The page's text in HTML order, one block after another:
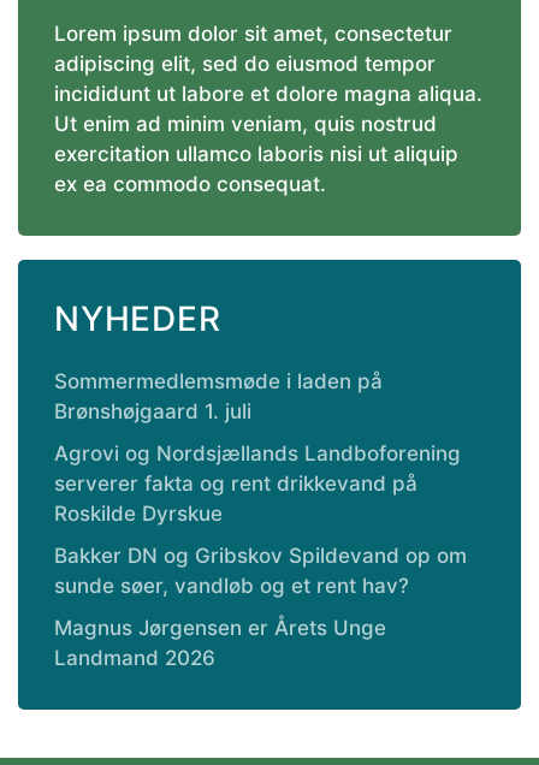
Lorem ipsum dolor sit amet, consectetur
adipiscing elit, sed do eiusmod tempor
incididunt ut labore et dolore magna aliqua.
Ut enim ad minim veniam, quis nostrud
exercitation ullamco laboris nisi ut aliquip
ex ea commodo consequat.
NYHEDER
Sommermedlemsmøde i laden på
Brønshøjgaard 1. juli
Agrovi og Nordsjællands Landboforening
serverer fakta og rent drikkevand på
Roskilde Dyrskue
Bakker DN og Gribskov Spildevand op om
sunde søer, vandløb og et rent hav?
Magnus Jørgensen er Årets Unge
Landmand 2026